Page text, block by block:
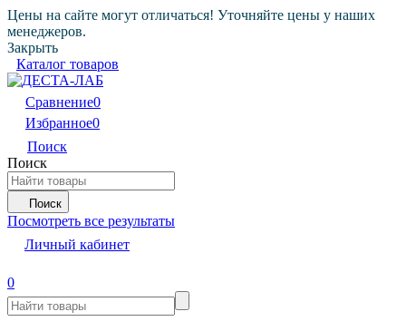
Цены на сайте могут отличаться! Уточняйте цены у наших
менеджеров.
Закрыть
Каталог товаров
Сравнение0
Избранное0
Поиск
Поиск
Поиск
Посмотреть все результаты
Личный кабинет
0